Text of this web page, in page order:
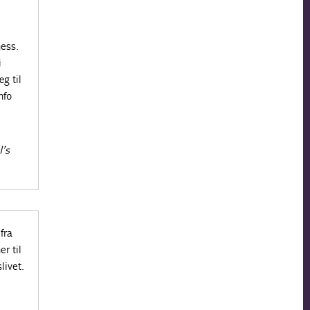
til
til